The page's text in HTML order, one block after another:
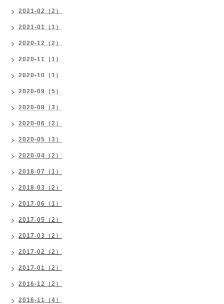
2021-02（2）
2021-01（1）
2020-12（2）
2020-11（1）
2020-10（1）
2020-09（5）
2020-08（3）
2020-06（2）
2020-05（3）
2020-04（2）
2018-07（1）
2018-03（2）
2017-06（1）
2017-05（2）
2017-03（2）
2017-02（2）
2017-01（2）
2016-12（2）
2016-11（4）